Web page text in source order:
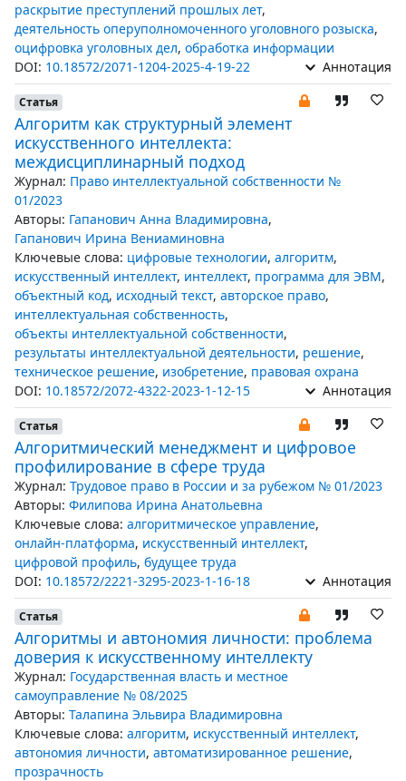
раскрытие преступлений прошлых лет,
деятельность оперуполномоченного уголовного розыска,
оцифровка уголовных дел, обработка информации
DOI: 10.18572/2071-1204-2025-4-19-22 Аннотация
Статья
Алгоритм как структурный элемент
искусственного интеллекта:
междисциплинарный подход
Журнал: Право интеллектуальной собственности №
01/2023
Авторы: Гапанович Анна Владимировна,
Гапанович Ирина Вениаминовна
Ключевые слова: цифровые технологии, алгоритм,
искусственный интеллект, интеллект, программа для ЭВМ,
объектный код, исходный текст, авторское право,
интеллектуальная собственность,
объекты интеллектуальной собственности,
результаты интеллектуальной деятельности, решение,
техническое решение, изобретение, правовая охрана
DOI: 10.18572/2072-4322-2023-1-12-15 Аннотация
Статья
Алгоритмический менеджмент и цифровое
профилирование в сфере труда
Журнал: Трудовое право в России и за рубежом № 01/2023
Авторы: Филипова Ирина Анатольевна
Ключевые слова: алгоритмическое управление,
онлайн-платформа, искусственный интеллект,
цифровой профиль, будущее труда
DOI: 10.18572/2221-3295-2023-1-16-18 Аннотация
Статья
Алгоритмы и автономия личности: проблема
доверия к искусственному интеллекту
Журнал: Государственная власть и местное
самоуправление № 08/2025
Авторы: Талапина Эльвира Владимировна
Ключевые слова: алгоритм, искусственный интеллект,
автономия личности, автоматизированное решение,
прозрачность